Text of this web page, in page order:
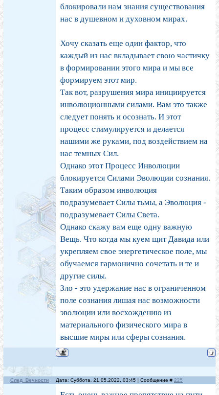
блокировали нам знания существования
нас в душевном и духовном мирах.
Хочу сказать еще один фактор, что
каждый из нас вкладывает свою частичку
в формировании этого мира и мы все
формируем этот мир.
Так вот, разрушения мира инициируется
инволюционными силами. Вам это также
следует понять и осознать. И этот
процесс стимулируется и делается
нашими же руками, под воздействием на
нас темных Сил.
Однако этот Процесс Инволюции
блокируется Силами Эволюции сознания.
Таким образом инволюция
подразумевает Силы тьмы, а Эволюция -
подразумевает Силы Света.
Однако скажу вам еще одну важную
Вещь. Что когда мы куем щит Давида или
укрепляем свое энергетическое поле, мы
обучаемся гармонично сочетать и те и
другие силы.
Зло - это удержание нас в ограниченном
поле сознания лишая нас возможности
эволюции или восхождению из
материального физического мира в
высшие миры или сферы сознания.
След_Вечности Дата: Суббота, 21.05.2022, 03:45 | Сообщение # 225